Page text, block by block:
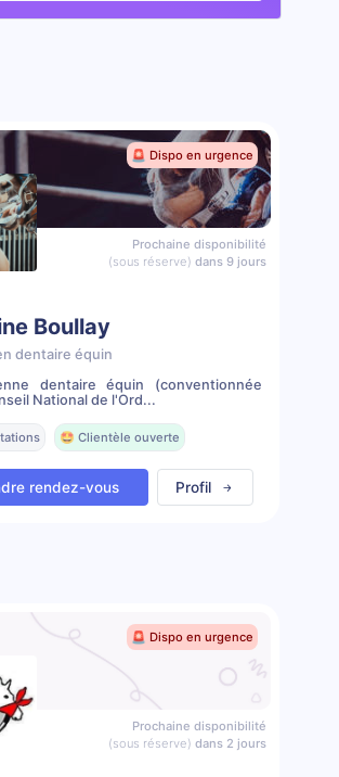
🚨 Dispo en urgence
Prochaine disponibilité
(sous réserve) dans 9 jours
Boullay
dentaire équin
dentaire équin (conventionnée
National de l'Ord...
🤩 Clientèle ouverte
rendez-vous Profil
🚨 Dispo en urgence
Prochaine disponibilité
(sous réserve) dans 2 jours